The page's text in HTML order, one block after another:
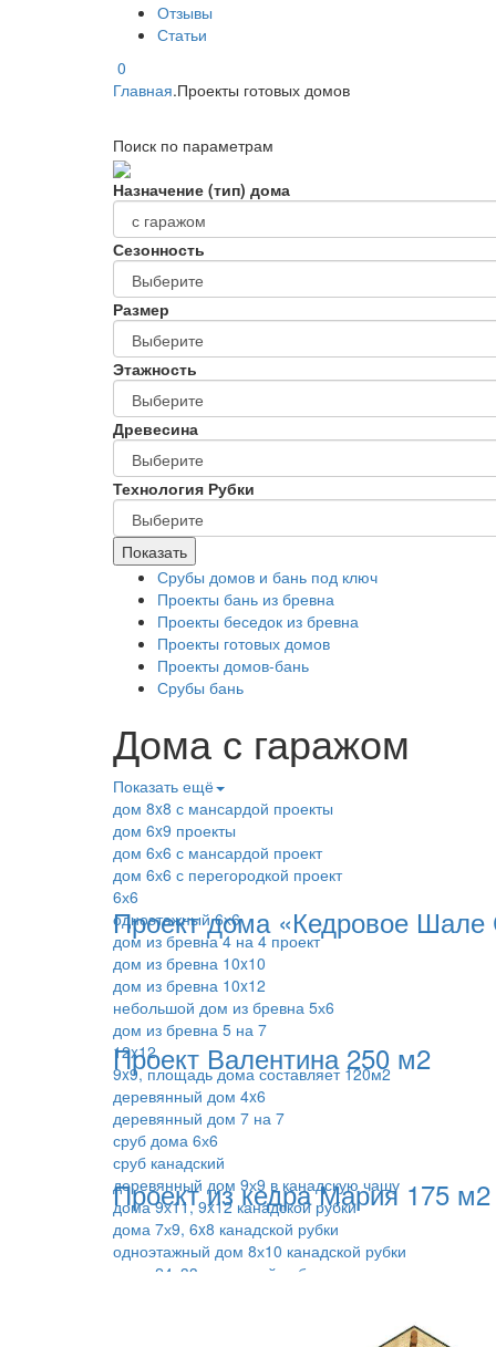
Отзывы
Статьи
0
Главная.Проекты готовых домов
Поиск по параметрам
Назначение (тип) дома
Сезонность
Размер
Этажность
Древесина
Технология Рубки
Показать
Срубы домов и бань под ключ
Проекты бань из бревна
Проекты беседок из бревна
Проекты готовых домов
Проекты домов-бань
Срубы бань
Дома с гаражом
Показать ещё
дом 8x8 с мансардой проекты
дом 6x9 проекты
дом 6х6 с мансардой проект
дом 6х6 с перегородкой проект
6х6
одноэтажный 6х6
дом из бревна 4 на 4 проект
дом из бревна 10x10
дом из бревна 10x12
небольшой дом из бревна 5х6
дом из бревна 5 на 7
12x12
9x9, площадь дома составляет 120м2
деревянный дом 4x6
деревянный дом 7 на 7
сруб дома 6х6
сруб канадский
деревянный дом 9х9 в канадскую чашу
дома 9х11, 9x12 канадской рубки
дома 7х9, 6x8 канадской рубки
одноэтажный дом 8х10 канадской рубки
дома 24х33 канадской рубки
Проект дома «Кедровое Шале
Проект Валентина 250 м2
Проект из кедра Мария 175 м2